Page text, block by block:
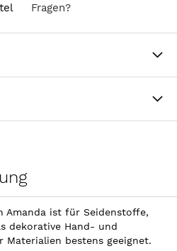
Fragen?
Amanda ist für Seidenstoffe,
dekorative Hand- und
Materialien bestens geeignet.